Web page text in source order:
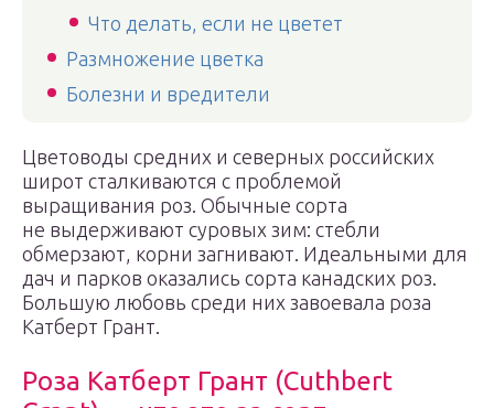
Что делать, если не цветет
Размножение цветка
Болезни и вредители
Цветоводы средних и северных российских
широт сталкиваются с проблемой
выращивания роз. Обычные сорта
не выдерживают суровых зим: стебли
обмерзают, корни загнивают. Идеальными для
дач и парков оказались сорта канадских роз.
Большую любовь среди них завоевала роза
Катберт Грант.
Роза Катберт Грант (Cuthbert